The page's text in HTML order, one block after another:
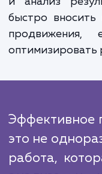
услуги на Авито.
Третьим
различные
статусом
привлечь